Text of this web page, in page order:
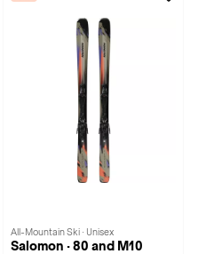
All-Mountain Ski · Unisex
Salomon · 80 and M10